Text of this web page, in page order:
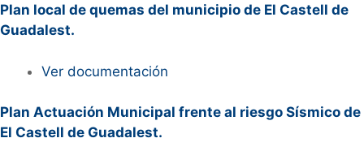
Plan local de quemas del municipio de El Castell de
Guadalest.
Ver documentación
Plan Actuación Municipal frente al riesgo Sísmico de
El Castell de Guadalest.